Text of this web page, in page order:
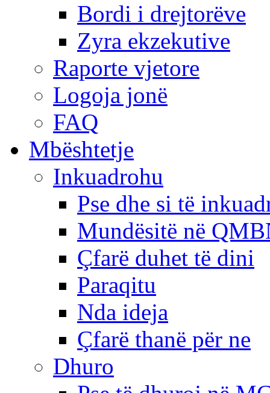
Bordi i drejtorëve
Zyra ekzekutive
Raporte vjetore
Logoja jonë
FAQ
Mbështetje
Inkuadrohu
Pse dhe si të
Mundësitë në
Çfarë duhet të dini
Paraqitu
Nda ideja
Çfarë thanë për ne
Dhuro